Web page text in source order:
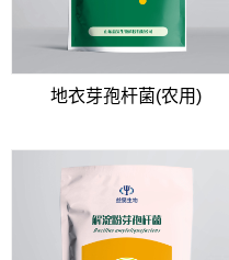
地衣芽孢杆菌(农用)